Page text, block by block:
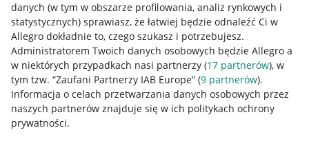
danych (w tym w obszarze profilowania, analiz rynkowych i
statystycznych) sprawiasz, że łatwiej będzie odnaleźć Ci w
Allegro dokładnie to, czego szukasz i potrzebujesz.
Administratorem Twoich danych osobowych będzie Allegro a
w niektórych przypadkach nasi partnerzy (17 partnerów), w
tym tzw. “Zaufani Partnerzy IAB Europe” (9 partnerów).
Informacja o celach przetwarzania danych osobowych przez
naszych partnerów znajduje się w ich politykach ochrony
prywatności.
Przydatne informacje
Jak to działa